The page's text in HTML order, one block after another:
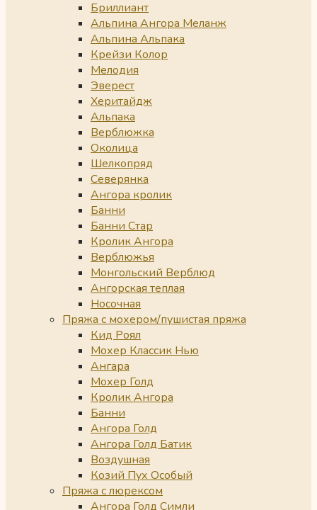
Бриллиант
Альпина Ангора Меланж
Альпина Альпака
Крейзи Колор
Мелодия
Эверест
Херитайдж
Альпака
Верблюжка
Околица
Шелкопряд
Северянка
Ангора кролик
Банни
Банни Стар
Кролик Ангора
Верблюжья
Монгольский Верблюд
Ангорская теплая
Носочная
Пряжа с мохером/пушистая пряжа
Кид Роял
Мохер Классик Нью
Ангара
Мохер Голд
Кролик Ангора
Банни
Ангора Голд
Ангора Голд Батик
Воздушная
Козий Пух Особый
Пряжа с люрексом
Ангора Голд Симли